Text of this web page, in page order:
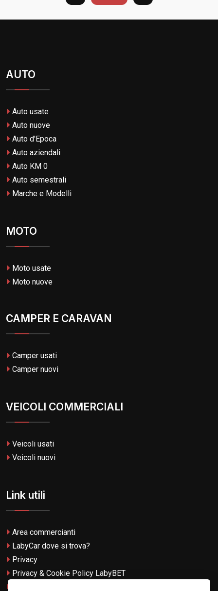
AUTO
Auto usate
Auto nuove
Auto d'Epoca
Auto aziendali
Auto KM 0
Auto semestrali
Marche e Modelli
MOTO
Moto usate
Moto nuove
CAMPER E CARAVAN
Camper usati
Camper nuovi
VEICOLI COMMERCIALI
Veicoli usati
Veicoli nuovi
Link utili
Area commercianti
LabyCar dove si trova?
Privacy
Privacy & Cookie Policy LabyBET